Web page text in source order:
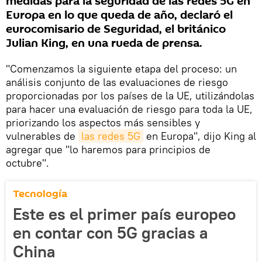
Europa en lo que queda de año, declaró el
eurocomisario de Seguridad, el británico
Julian King, en una rueda de prensa.
"Comenzamos la siguiente etapa del proceso: un
análisis conjunto de las evaluaciones de riesgo
proporcionadas por los países de la UE, utilizándolas
para hacer una evaluación de riesgo para toda la UE,
priorizando los aspectos más sensibles y
vulnerables de las redes 5G en Europa", dijo King al
agregar que "lo haremos para principios de
octubre".
Tecnología
Este es el primer país europeo
en contar con 5G gracias a
China